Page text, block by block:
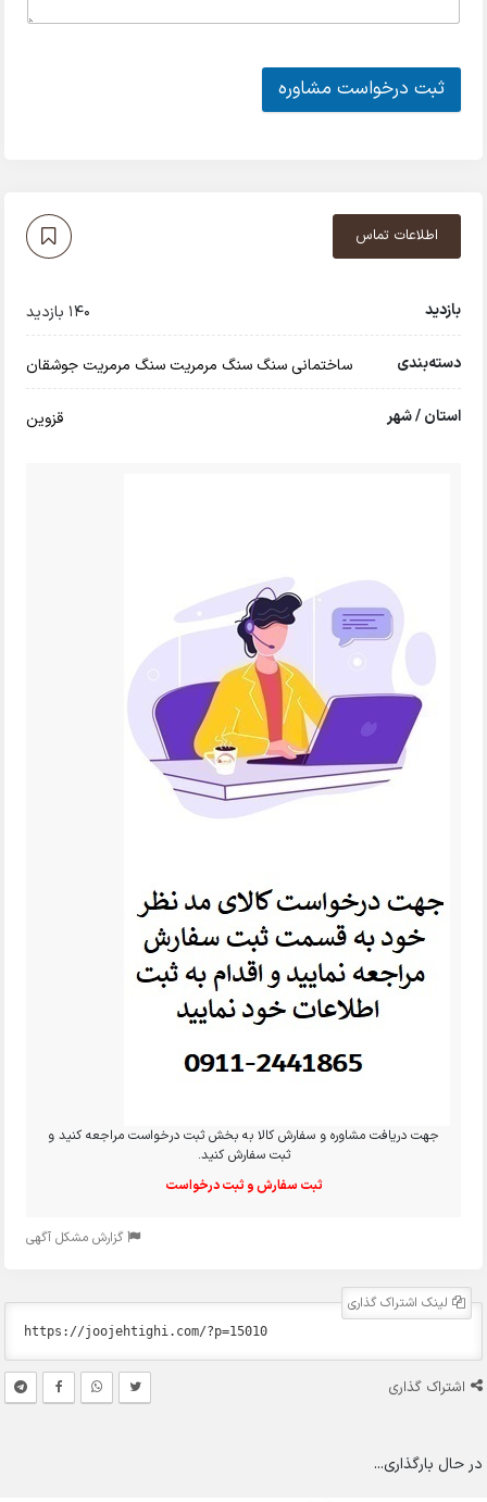
ثبت درخواست مشاوره
اطلاعات تماس
بازدید 140 بازدید
دسته‌بندی ساختمانی سنگ سنگ مرمریت سنگ مرمریت جوشقان
استان / شهر قزوین
جهت دریافت مشاوره و سفارش کالا به بخش ثبت درخواست مراجعه کنید و
ثبت سفارش کنید.
ثبت سفارش و ثبت درخواست
گزارش مشکل آگهی
لینک اشتراک گذاری
اشتراک گذاری
در حال بارگذاری...